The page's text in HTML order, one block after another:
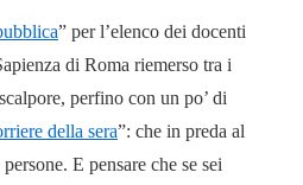
” per l’elenco dei docenti
di Roma riemerso tra i
perfino con un po’ di
della sera”: che in preda al
E pensare che se sei